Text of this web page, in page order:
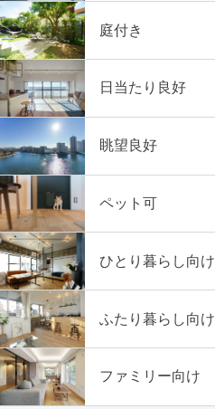
庭付き
日当たり良好
眺望良好
ペット可
ひとり暮らし向け
ふたり暮らし向け
ファミリー向け